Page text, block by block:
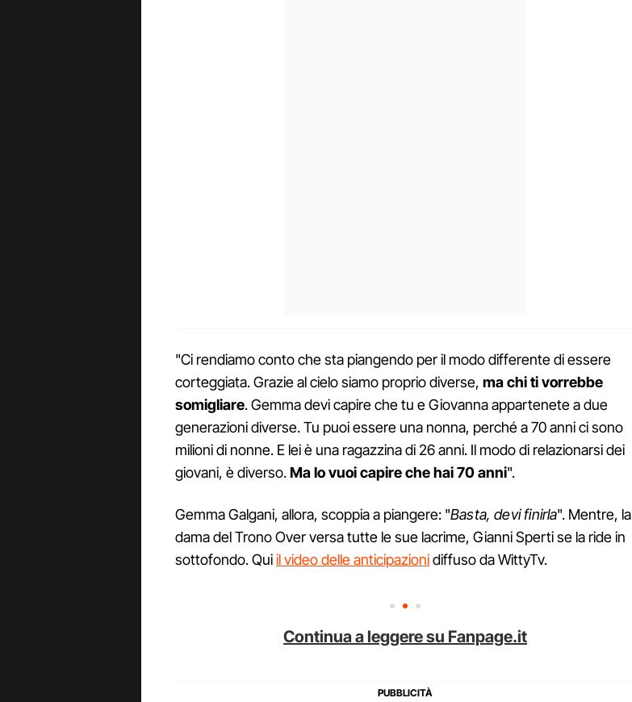
"Ci rendiamo conto che sta piangendo per il modo differente di essere
corteggiata. Grazie al cielo siamo proprio diverse, ma chi ti vorrebbe
somigliare. Gemma devi capire che tu e Giovanna appartenete a due
generazioni diverse. Tu puoi essere una nonna, perché a 70 anni ci sono
milioni di nonne. E lei è una ragazzina di 26 anni. Il modo di relazionarsi dei
giovani, è diverso.Ma lo vuoi capire che hai 70 anni".
Gemma Galgani, allora, scoppia a piangere: "Basta, devi finirla". Mentre, la
dama del Trono Over versa tutte le sue lacrime, Gianni Sperti se la ride in
sottofondo. Quiil video delle anticipazionidiffuso da WittyTv.
Continua a leggere su Fanpage.it